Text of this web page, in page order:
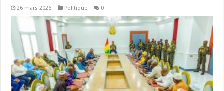
26 mars 2026 Politique 0